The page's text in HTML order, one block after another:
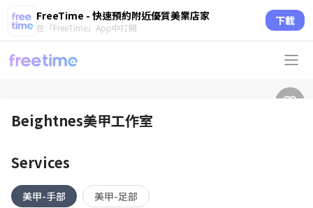
FreeTime - 快速預約附近優質美業店家
在「FreeTime」App中打開 下載
Beightnes美甲工作室
Services
美甲-手部 美甲-足部